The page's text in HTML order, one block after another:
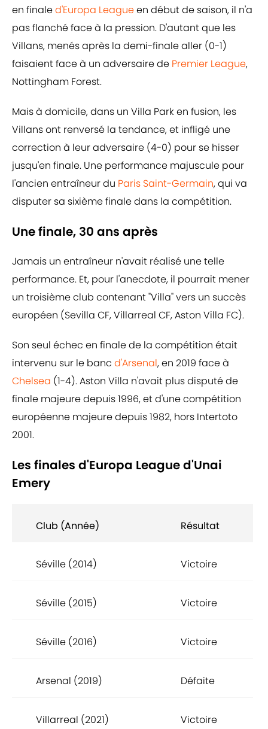
en finaled'Europa Leagueen début de saison, il n'a
pas flanché face à la pression. D'autant que les
Villans, menés après la demi-finale aller (0-1)
faisaient face à un adversaire de Premier League,
Nottingham Forest.
Mais à domicile, dans un Villa Park en fusion, les
Villans ont renversé la tendance, et infligé une
correction à leur adversaire (4-0) pour se hisser
jusqu'en finale. Une performance majuscule pour
l'ancien entraîneur du Paris Saint-Germain, qui va
disputer sa sixième finale dans la compétition.
Une finale, 30 ans après
Jamais un entraîneur n'avait réalisé une telle
performance. Et, pour l'anecdote, il pourrait mener
un troisième club contenant "Villa" vers un succès
européen (Sevilla CF, Villarreal CF, Aston Villa FC).
Son seul échec en finale de la compétition était
intervenu sur le banc d'Arsenal, en 2019 face à
Chelsea (1-4). Aston Villa n'avait plus disputé de
finale majeure depuis 1996, et d'une compétition
européenne majeure depuis 1982, hors Intertoto
2001.
Les finales d'Europa League d'Unai
Emery
Club (Année) Résultat
Séville (2014) Victoire
Séville (2015) Victoire
Séville (2016) Victoire
Arsenal (2019) Défaite
Villarreal (2021) Victoire